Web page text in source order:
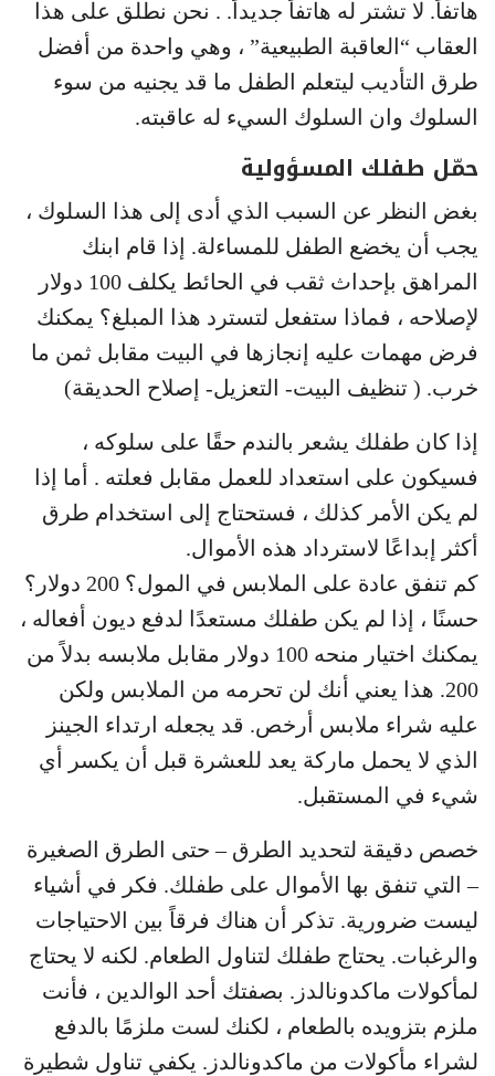
هاتفاً. لا تشتر له هاتفاً جديداً. . نحن نطلق على هذا
العقاب “العاقبة الطبيعية” ، وهي واحدة من أفضل
طرق التأديب ليتعلم الطفل ما قد يجنيه من سوء
السلوك وان السلوك السيء له عاقبته.
حمّل طفلك المسؤولية
بغض النظر عن السبب الذي أدى إلى هذا السلوك ،
يجب أن يخضع الطفل للمساءلة. إذا قام ابنك
المراهق بإحداث ثقب في الحائط يكلف 100 دولار
لإصلاحه ، فماذا ستفعل لتسترد هذا المبلغ؟ يمكنك
فرض مهمات عليه إنجازها في البيت مقابل ثمن ما
خرب. ( تنظيف البيت- التعزيل- إصلاح الحديقة)
إذا كان طفلك يشعر بالندم حقًا على سلوكه ،
فسيكون على استعداد للعمل مقابل فعلته . أما إذا
لم يكن الأمر كذلك ، فستحتاج إلى استخدام طرق
أكثر إبداعًا لاسترداد هذه الأموال.
كم تنفق عادة على الملابس في المول؟ 200 دولار؟
حسنًا ، إذا لم يكن طفلك مستعدًا لدفع ديون أفعاله ،
يمكنك اختيار منحه 100 دولار مقابل ملابسه بدلاً من
200. هذا يعني أنك لن تحرمه من الملابس ولكن
عليه شراء ملابس أرخص. قد يجعله ارتداء الجينز
الذي لا يحمل ماركة يعد للعشرة قبل أن يكسر أي
شيء في المستقبل.
خصص دقيقة لتحديد الطرق – حتى الطرق الصغيرة
– التي تنفق بها الأموال على طفلك. فكر في أشياء
ليست ضرورية. تذكر أن هناك فرقاً بين الاحتياجات
والرغبات. يحتاج طفلك لتناول الطعام. لكنه لا يحتاج
لمأكولات ماكدونالدز. بصفتك أحد الوالدين ، فأنت
ملزم بتزويده بالطعام ، لكنك لست ملزمًا بالدفع
لشراء مأكولات من ماكدونالدز. يكفي تناول شطيرة